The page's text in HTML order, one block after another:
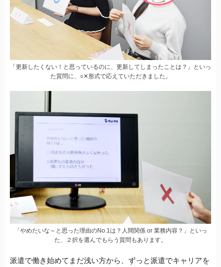
「更新したくない！と思っているのに、更新してしまったことは？」といっ
た質問に、○✕形式で応えていただきました。
「やめたいな～と思った理由のNo.1は？人間関係 or 業務内容？」といっ
た、２択を選んでもらう質問もあります。
派遣で働き始めてまだ浅い方から、ずっと派遣でキャリアを